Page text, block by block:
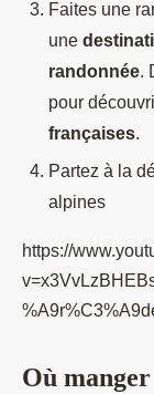
Faites une
une
randonnée.
pour
françaises.
Partez à la
alpines
https://
Où manger